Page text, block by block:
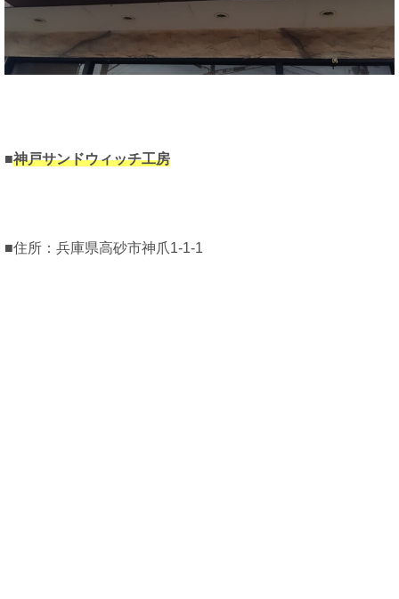
■神戸サンドウィッチ工房
■住所：兵庫県高砂市神爪1-1-1